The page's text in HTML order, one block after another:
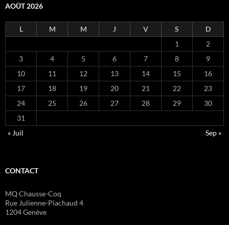
AOÛT 2026
L M M J V S
D
1
2
3
4 5 6 7 8
9
10
11 12 13 14 15
16
17
18 19 20 21 22
23
24
25 26 27 28 29
30
31
« Juil
Sep »
CONTACT
MQ Chausse-Coq
Rue Julienne-Piachaud 4
1204 Genève